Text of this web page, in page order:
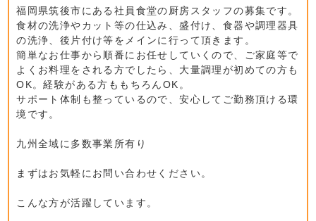
福岡県筑後市にある社員食堂の厨房スタッフの募集です。
食材の洗浄やカット等の仕込み、盛付け、食器や調理器具
の洗浄、後片付け等をメインに行って頂きます。
簡単なお仕事から順番にお任せしていくので、ご家庭等で
よくお料理をされる方でしたら、大量調理が初めての方も
OK。経験がある方ももちろんOK。
サポート体制も整っているので、安心してご勤務頂ける環
境です。
九州全域に多数事業所有り
まずはお気軽にお問い合わせください。
こんな方が活躍しています。